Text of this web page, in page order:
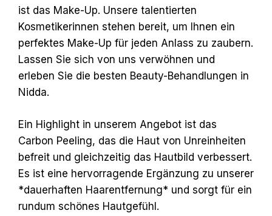
ist das Make-Up. Unsere talentierten
Kosmetikerinnen stehen bereit, um Ihnen ein
perfektes Make-Up für jeden Anlass zu zaubern.
Lassen Sie sich von uns verwöhnen und
erleben Sie die besten Beauty-Behandlungen in
Nidda.
Ein Highlight in unserem Angebot ist das
Carbon Peeling, das die Haut von Unreinheiten
befreit und gleichzeitig das Hautbild verbessert.
Es ist eine hervorragende Ergänzung zu unserer
*dauerhaften Haarentfernung* und sorgt für ein
rundum schönes Hautgefühl.